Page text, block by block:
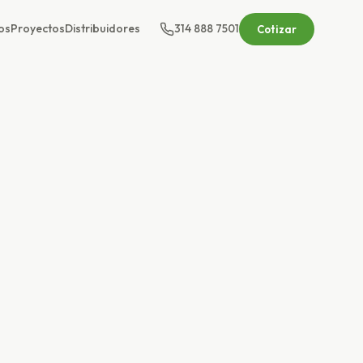
ProyectosDistribuidores 314 888 7501 Cotizar